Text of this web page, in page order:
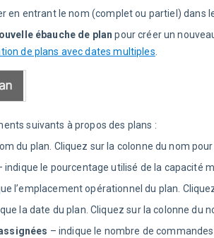
en entrant le nom (complet ou partiel) dans
ébauche de plan pour créer un
de plans avec dates multiples
suivants à propos des plans :
du plan. Cliquez sur la colonne du nom
indique le pourcentage utilisé de la capacité
l’emplacement opérationnel du plan.
la date du plan. Cliquez sur la colonne du
– indique le nombre de